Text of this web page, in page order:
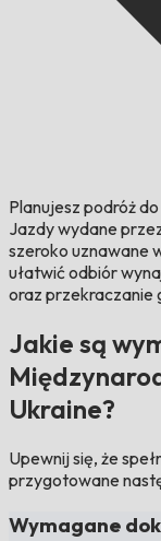
Planujesz podróż
Jazdy wydane
szeroko uznawane
ułatwić odbiór
oraz przekraczanie
Jakie są
Ukraine?
Upewnij się, że
przygotowane
Wymagane